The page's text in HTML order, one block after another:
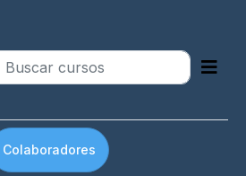
Colaboradores